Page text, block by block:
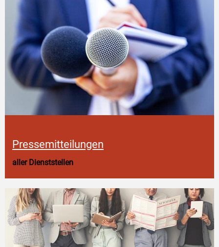
Pressemitteilungen
aller Dienststellen